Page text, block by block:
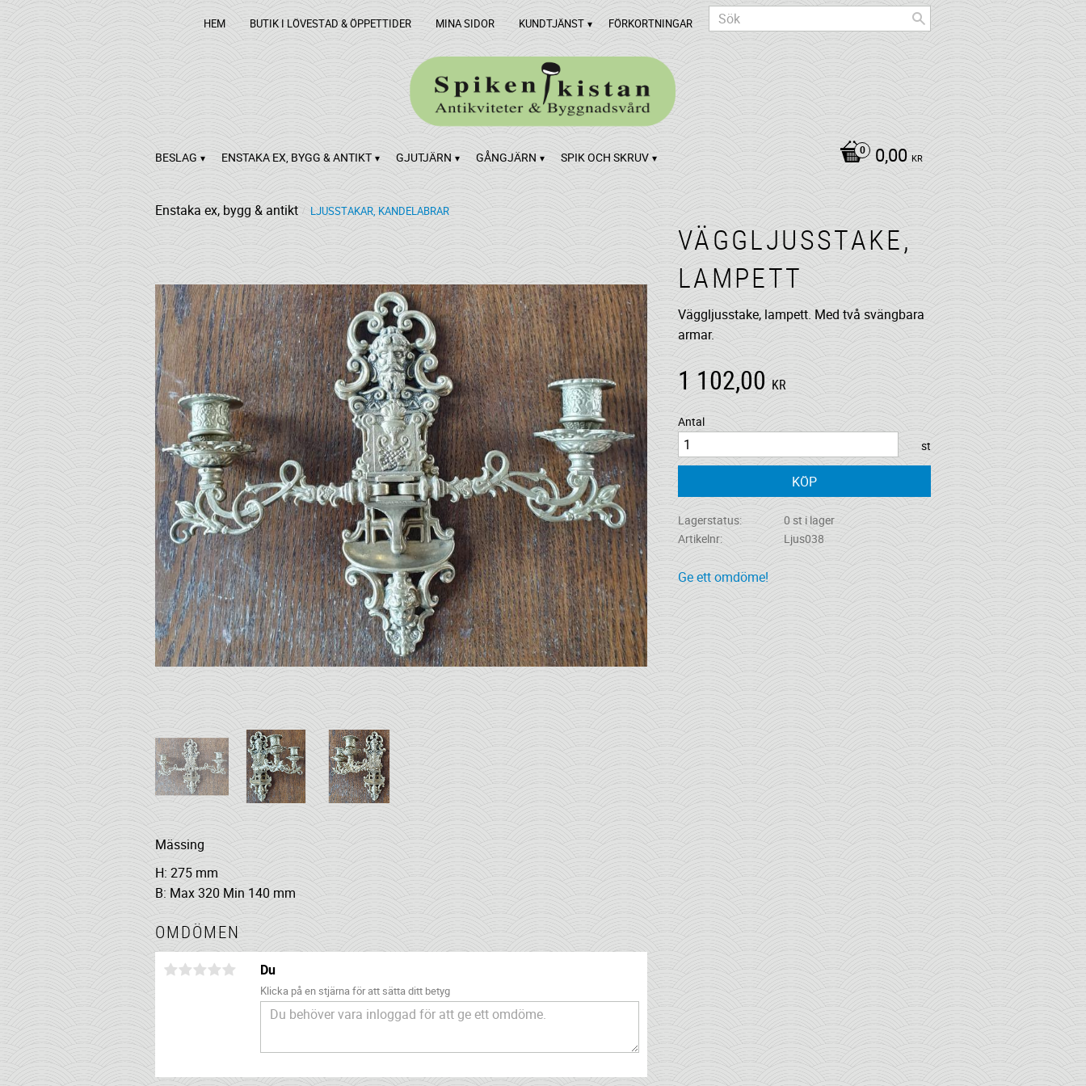
HEM BUTIK I LÖVESTAD & ÖPPETTIDER MINA SIDOR KUNDTJÄNST FÖRKORTNINGAR
0,00 KR
BESLAG ENSTAKA EX, BYGG & ANTIKT GJUTJÄRN GÅNGJÄRN SPIK OCH SKRUV
Enstaka ex, bygg & antikt LJUSSTAKAR, KANDELABRAR
VÄGGLJUSSTAKE,
LAMPETT
Väggljusstake, lampett. Med två svängbara
armar.
1 102,00 KR
Antal
st
KÖP
Lagerstatus
0 st i lager
Artikelnr
Ljus038
Ge ett omdöme!
Mässing
H: 275 mm
B: Max 320 Min 140 mm
OMDÖMEN
Du
Klicka på en stjärna för att sätta ditt betyg